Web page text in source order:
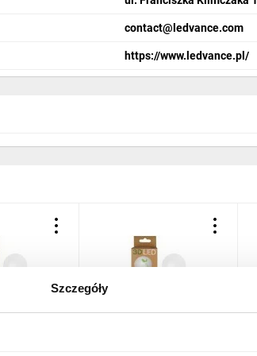
Szczegóły
contact@ledvance.com
https://www.ledvance.pl/